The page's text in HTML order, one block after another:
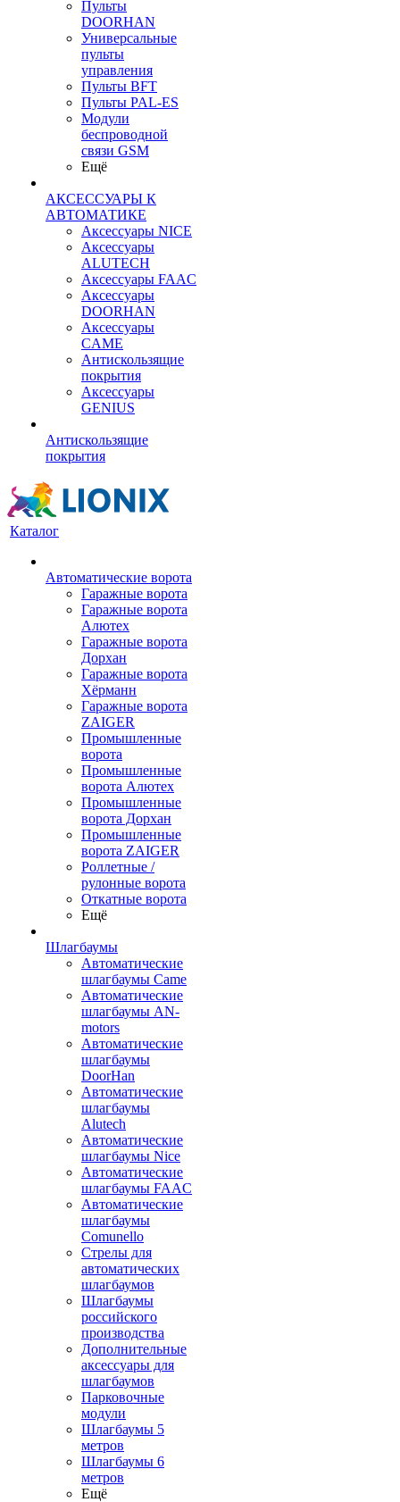
Пульты
DOORHAN
Универсальные
пульты
управления
Пульты BFT
Пульты PAL-ES
Модули
беспроводной
связи GSM
Ещё
АКСЕССУАРЫ К
АВТОМАТИКЕ
Аксессуары NICE
Аксессуары
ALUTECH
Аксессуары FAAC
Аксессуары
DOORHAN
Аксессуары
CAME
Антискользящие
покрытия
Аксессуары
GENIUS
Антискользящие
покрытия
Каталог
Автоматические ворота
Гаражные ворота
Гаражные ворота
Алютех
Гаражные ворота
Дорхан
Гаражные ворота
Хёрманн
Гаражные ворота
ZAIGER
Промышленные
ворота
Промышленные
ворота Алютех
Промышленные
ворота Дорхан
Промышленные
ворота ZAIGER
Роллетные /
рулонные ворота
Откатные ворота
Ещё
Шлагбаумы
Автоматические
шлагбаумы Came
Автоматические
шлагбаумы AN-
motors
Автоматические
шлагбаумы
DoorHan
Автоматические
шлагбаумы
Alutech
Автоматические
шлагбаумы Nice
Автоматические
шлагбаумы FAAC
Автоматические
шлагбаумы
Comunello
Стрелы для
автоматических
шлагбаумов
Шлагбаумы
российского
производства
Дополнительные
аксессуары для
шлагбаумов
Парковочные
модули
Шлагбаумы 5
метров
Шлагбаумы 6
метров
Ещё